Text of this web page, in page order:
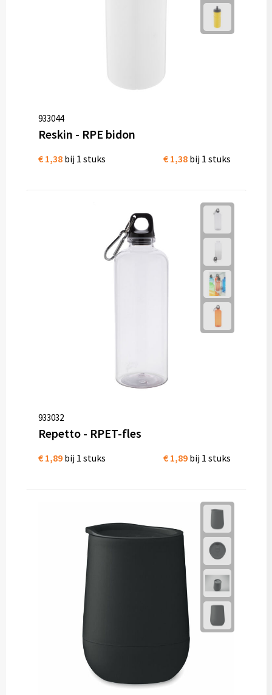
933044
Reskin - RPE bidon
€ 1,38 bij 1 stuks € 1,38 bij 1 stuks
933032
Repetto - RPET-fles
€ 1,89 bij 1 stuks € 1,89 bij 1 stuks